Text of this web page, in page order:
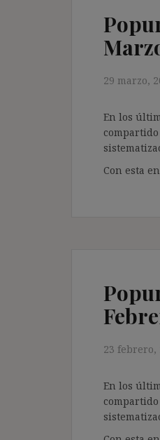
29 marzo,
En los
Con esta
23 febrero,
En los